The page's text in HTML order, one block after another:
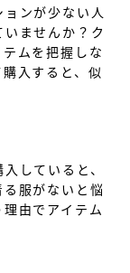
ンが少ない人
ませんか？ク
ムを把握しな
入すると、似
していると、
服がないと悩
由でアイテム